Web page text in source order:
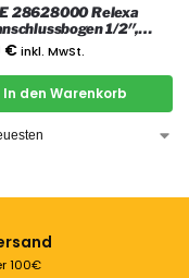
28628000 Relexa
1/2″,
€inkl. MwSt.
In den Warenkorb
100€